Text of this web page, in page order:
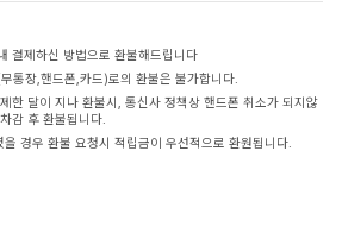
결제하신 방법으로 환불해드립니다
통장,핸드폰,카드)로의 환불은 불가합니다.
한 달이 지나 환불시, 통신사 정책상 핸드폰 취소가 되지않
감 후 환불됩니다.
경우 환불 요청시 적립금이 우선적으로 환원됩니다.